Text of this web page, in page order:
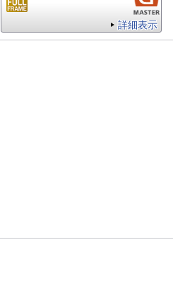
詳細表示